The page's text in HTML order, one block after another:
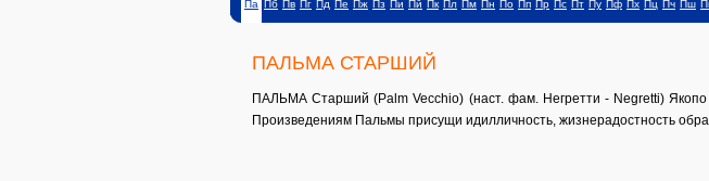
Па Пб Пв Пг Пд Пе Пж Пз Пи Пй Пк Пл Пм Пн По Пп Пр Пс Пт Пу Пф Пх Пц Пч Пш
ПАЛЬМА СТАРШИЙ
ПАЛЬМА Старший (Palm Vecchio) (наст. фам. Негретти - Negretti)
Произведениям Пальмы присущи идилличность, жизнерадостность